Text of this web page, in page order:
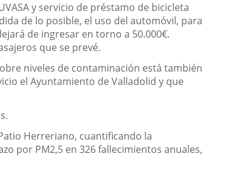
y servicio de préstamo de bicicleta
de lo posible, el uso del automóvil, para
de ingresar en torno a 50.000€.
que se prevé.
niveles de contaminación está también
el Ayuntamiento de Valladolid y que
Herreriano, cuantificando la
por PM2,5 en 326 fallecimientos anuales,